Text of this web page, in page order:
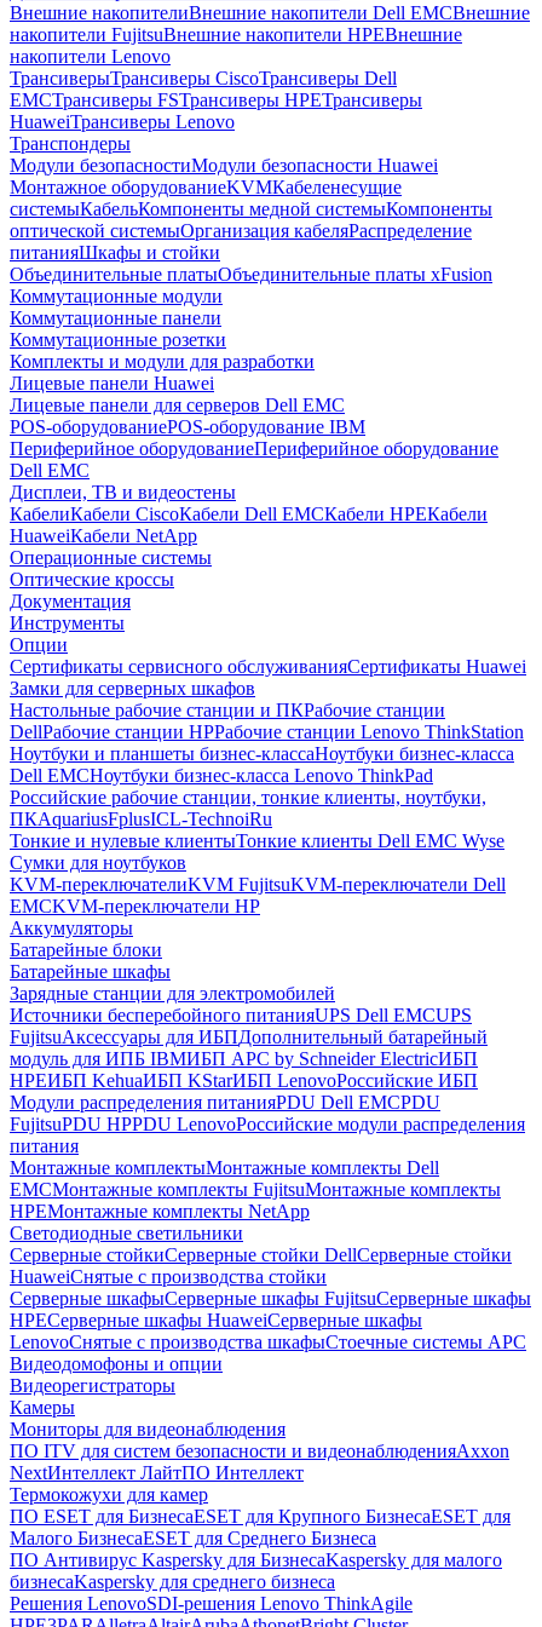
Внешние накопителиВнешние накопители Dell EMCВнешние
накопители FujitsuВнешние накопители HPEВнешние
накопители Lenovo
ТрансиверыТрансиверы CiscoТрансиверы Dell
EMCТрансиверы FSТрансиверы HPEТрансиверы
HuaweiТрансиверы Lenovo
Транспондеры
Модули безопасностиМодули безопасности Huawei
Монтажное оборудованиеKVMКабеленесущие
системыКабельКомпоненты медной системыКомпоненты
оптической системыОрганизация кабеляРаспределение
питанияШкафы и стойки
Объединительные платыОбъединительные платы xFusion
Коммутационные модули
Коммутационные панели
Коммутационные розетки
Комплекты и модули для разработки
Лицевые панели Huawei
Лицевые панели для серверов Dell EMC
POS-оборудованиеPOS-оборудование IBM
Периферийное оборудованиеПериферийное оборудование
Dell EMC
Дисплеи, ТВ и видеостены
КабелиКабели CiscoКабели Dell EMCКабели HPEКабели
HuaweiКабели NetApp
Операционные системы
Оптические кроссы
Документация
Инструменты
Опции
Сертификаты сервисного обслуживанияСертификаты Huawei
Замки для серверных шкафов
Настольные рабочие станции и ПКРабочие станции
DellРабочие станции HPРабочие станции Lenovo ThinkStation
Ноутбуки и планшеты бизнес-классаНоутбуки бизнес-класса
Dell EMCНоутбуки бизнес-класса Lenovo ThinkPad
Российские рабочие станции, тонкие клиенты, ноутбуки,
ПКAquariusFplusICL-TechnoiRu
Тонкие и нулевые клиентыТонкие клиенты Dell EMC Wyse
Сумки для ноутбуков
KVM-переключателиKVM FujitsuKVM-переключатели Dell
EMCKVM-переключатели HP
Аккумуляторы
Батарейные блоки
Батарейные шкафы
Зарядные станции для электромобилей
Источники бесперебойного питанияUPS Dell EMCUPS
FujitsuАксессуары для ИБПДополнительный батарейный
модуль для ИПБ IBMИБП APC by Schneider ElectricИБП
HPEИБП KehuaИБП KStarИБП LenovoРоссийские ИБП
Модули распределения питанияPDU Dell EMCPDU
FujitsuPDU HPPDU LenovoРоссийские модули распределения
питания
Монтажные комплектыМонтажные комплекты Dell
EMCМонтажные комплекты FujitsuМонтажные комплекты
HPEМонтажные комплекты NetApp
Светодиодные светильники
Серверные стойкиСерверные стойки DellСерверные стойки
HuaweiСнятые с производства стойки
Серверные шкафыСерверные шкафы FujitsuСерверные шкафы
HPEСерверные шкафы HuaweiСерверные шкафы
LenovoСнятые с производства шкафыСтоечные системы APC
Видеодомофоны и опции
Видеорегистраторы
Камеры
Мониторы для видеонаблюдения
ПО ITV для систем безопасности и видеонаблюденияAxxon
NextИнтеллект ЛайтПО Интеллект
Термокожухи для камер
ПО ESET для БизнесаESET для Крупного БизнесаESET для
Малого БизнесаESET для Среднего Бизнеса
ПО Антивирус Kaspersky для БизнесаKaspersky для малого
бизнесаKaspersky для среднего бизнеса
Решения LenovoSDI-решения Lenovo ThinkAgile